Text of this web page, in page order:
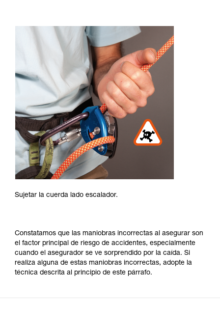
Sujetar la cuerda lado escalador.
Constatamos que las maniobras incorrectas al asegurar son
el factor principal de riesgo de accidentes, especialmente
cuando el asegurador se ve sorprendido por la caída. Si
realiza alguna de estas maniobras incorrectas, adopte la
técnica descrita al principio de este párrafo.